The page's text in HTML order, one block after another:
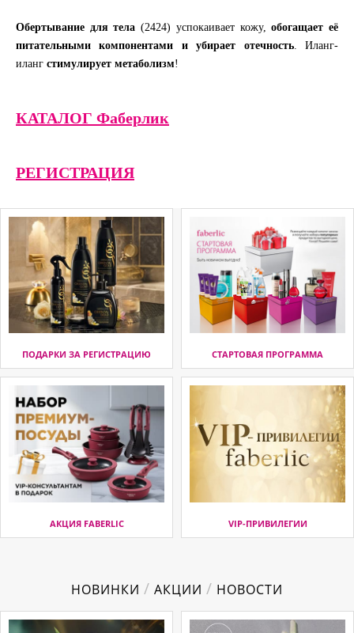
Обертывание для тела (2424) успокаивает кожу,обогащает её
питательными компонентами и убирает отечность. Иланг-
иланг стимулирует метаболизм!
КАТАЛОГ Фаберлик
РЕГИСТРАЦИЯ
ПОДАРКИ ЗА РЕГИСТРАЦИЮ СТАРТОВАЯ ПРОГРАММА
АКЦИЯ FABERLIC VIP-ПРИВИЛЕГИИ
НОВИНКИ / АКЦИИ / НОВОСТИ